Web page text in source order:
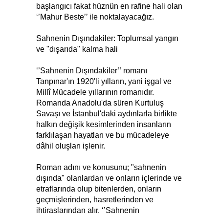
başlangıcı fakat hüznün en rafine hali olan
‘’Mahur Beste’’ ile noktalayacağız.
Sahnenin Dışındakiler: Toplumsal yangın
ve "dışarıda" kalma hali
‘’Sahnenin Dışındakiler’’ romanı
Tanpınar'ın 1920'li yılların, yani işgal ve
Millî Mücadele yıllarının romanıdır.
Romanda Anadolu'da süren Kurtuluş
Savaşı ve İstanbul'daki aydınlarla birlikte
halkın değişik kesimlerinden insanların
farklılaşan hayatları ve bu mücadeleye
dâhil oluşları işlenir.
Roman adını ve konusunu; "sahnenin
dışında" olanlardan ve onların içlerinde ve
etraflarında olup bitenlerden, onların
geçmişlerinden, hasretlerinden ve
ihtiraslarından alır. ‘’Sahnenin